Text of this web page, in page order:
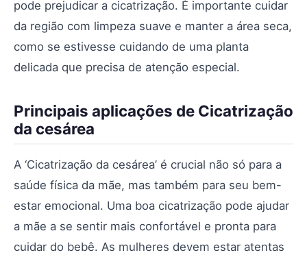
pode prejudicar a cicatrização. É importante cuidar
da região com limpeza suave e manter a área seca,
como se estivesse cuidando de uma planta
delicada que precisa de atenção especial.
Principais aplicações de Cicatrização
da cesárea
A ‘Cicatrização da cesárea’ é crucial não só para a
saúde física da mãe, mas também para seu bem-
estar emocional. Uma boa cicatrização pode ajudar
a mãe a se sentir mais confortável e pronta para
cuidar do bebê. As mulheres devem estar atentas